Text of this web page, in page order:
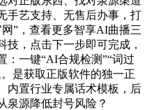
手艺支持、无售后办事，打
”，查看更多智享AI曲播三
，点击下一步即可完成，
：一键“AI合规检测”“词过
是获取正版软件的独一正
内置行业专属话术模板，后
泉源降低封号风险？